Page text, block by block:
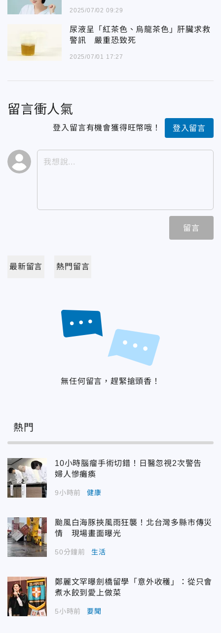
2025/07/02 09:29
尿液呈「紅茶色、烏龍茶色」肝臟求救
警訊 嚴重恐致死
2025/07/01 17:27
留言衝人氣
登入留言有機會獲得旺幣哦！ 登入留言
留言
最新留言 熱門留言
無任何留言，趕緊搶頭香！
熱門
10小時腦瘤手術切錯！日醫忽視2次警告
婦人慘癱瘓
9小時前 健康
颱風白海豚挾風雨狂襲！北台灣多縣市傳災
情 現場畫面曝光
50分鐘前 生活
鄭麗文罕曝劍橋留學「意外收穫」：從只會
煮水餃到愛上做菜
5小時前 要聞